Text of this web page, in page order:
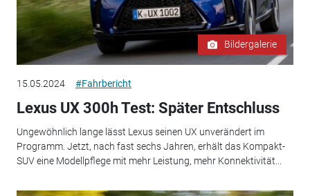
Bildergalerie
15.05.2024 #Fahrbericht
Lexus UX 300h Test: Später Entschluss
Ungewöhnlich lange lässt Lexus seinen UX unverändert im
Programm. Jetzt, nach fast sechs Jahren, erhält das Kompakt-
SUV eine Modellpflege mit mehr Leistung, mehr Konnektivität...